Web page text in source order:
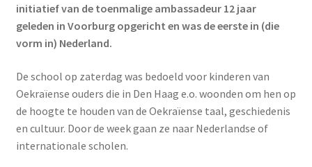
initiatief van de toenmalige ambassadeur 12 jaar
geleden in Voorburg opgericht en was de eerste in (die
vorm in) Nederland.
De school op zaterdag was bedoeld voor kinderen van
Oekraïense ouders die in Den Haag e.o. woonden om hen op
de hoogte te houden van de Oekraïense taal, geschiedenis
en cultuur. Door de week gaan ze naar Nederlandse of
internationale scholen.